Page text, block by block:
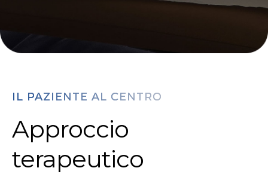
IL PAZIENTE AL CENTRO
Approccio
terapeutico